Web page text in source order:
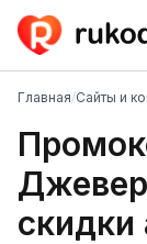
Главная/Сайты и
скидки